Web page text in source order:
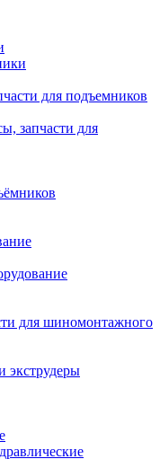
для подъемников
запчасти для
для шиномонтажного
экструдеры